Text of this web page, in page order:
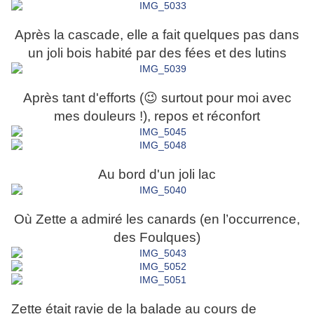
Après la cascade, elle a fait quelques pas dans
un joli bois habité par des fées et des lutins
Après tant d'efforts (😉 surtout pour moi avec
mes douleurs !), repos et réconfort
Au bord d'un joli lac
Où Zette a admiré les canards (en l’occurrence,
des Foulques)
Zette était ravie de la balade au cours de